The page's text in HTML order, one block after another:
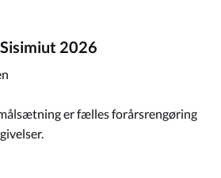
2026
er fælles forårsrengøring